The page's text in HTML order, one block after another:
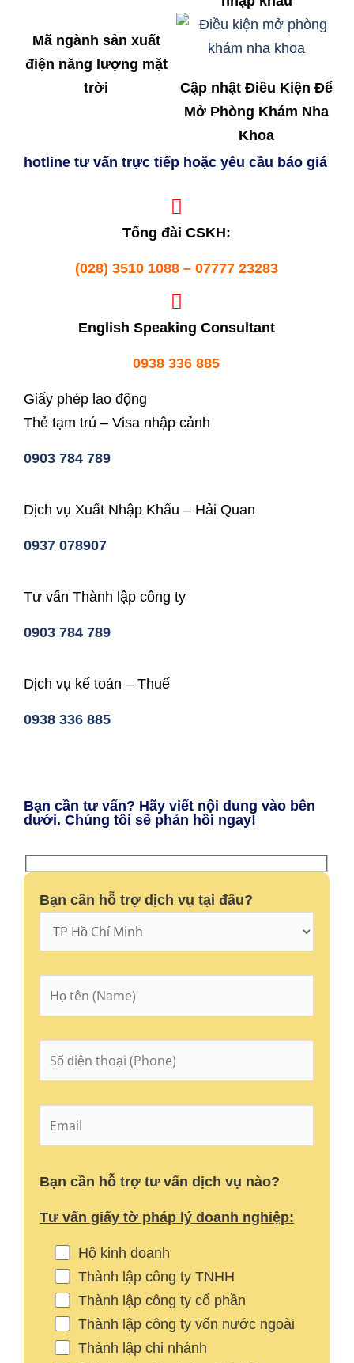
Mã ngành sản xuất
điện năng lượng mặt
trời
Cập nhật Điều Kiện Để
Mở Phòng Khám Nha
Khoa
hotline tư vấn trực tiếp hoặc yêu cầu báo giá
Tổng đài CSKH:
(028) 3510 1088 – 07777 23283
English Speaking Consultant
0938 336 885
Giấy phép lao động
Thẻ tạm trú – Visa nhập cảnh
0903 784 789
Dịch vụ Xuất Nhập Khẩu – Hải Quan
0937 078907
Tư vấn Thành lập công ty
0903 784 789
Dịch vụ kế toán – Thuế
0938 336 885
Bạn cần tư vấn? Hãy viết nội dung vào bên
dưới. Chúng tôi sẽ phản hồi ngay!
Bạn cần hỗ trợ dịch vụ tại đâu?
Bạn cần hỗ trợ tư vấn dịch vụ nào?
Tư vấn giấy tờ pháp lý doanh nghiệp:
Hộ kinh doanh
Thành lập công ty TNHH
Thành lập công ty cổ phần
Thành lập công ty vốn nước ngoài
Thành lập chi nhánh